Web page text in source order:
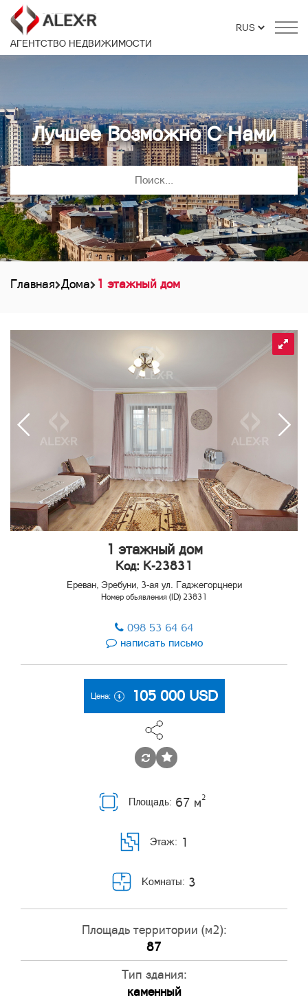
АГЕНТСТВО НЕДВИЖИМОСТИ
Лучшее Возможно С Нами
Главная Дома 1 этажный дом
1 этажный дом
Код: K-23831
Ереван, Эребуни, 3-ая ул. Гаджегорцнери
Номер обьявления (ID) 23831
098 53 64 64
написать письмо
Цена: 105 000 USD
Комнаты: 3
Площадь: 67 м2
Этаж: 1
Площадь территории (м2):
87
Тип здания:
каменный